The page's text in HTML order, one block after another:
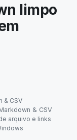
limpo
& CSV
& CSV
arquivo e links